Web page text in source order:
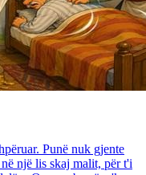
Punë nuk gjente
një lis skaj malit, për t'i